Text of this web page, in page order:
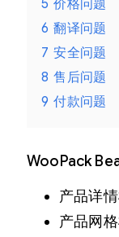
5 价格问题
6 翻译问题
7 安全问题
8 售后问题
9 付款问题
WooPack
产品详
产品网